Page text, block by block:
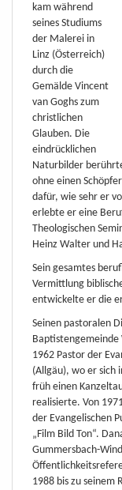
kam während
seines Studiums
der Malerei in
Linz (Österreich)
durch die
Gemälde Vincent
van Goghs zum
christlichen
Glauben. Die
eindrücklichen
Naturbilder
ohne einen
dafür, wie sehr er
erlebte er eine
Theologischen
Heinz Walter und
Sein gesamtes
Vermittlung
entwickelte er die
Seinen pastoralen
1962 Pastor der
(Allgäu), wo er sich
früh einen
realisierte. Von
der Evangelischen
„Film Bild Ton“.
Gummersbach-
1988 bis zu seinem